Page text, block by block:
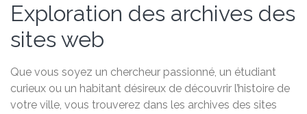
Exploration des archives des
sites web
Que vous soyez un chercheur passionné, un étudiant
curieux ou un habitant désireux de découvrir l’histoire de
votre ville, vous trouverez dans les archives des sites